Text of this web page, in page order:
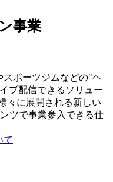
事業
ポーツジムなどの"ヘ
ブ配信できるソリュー
々に展開される新しい
ツで事業参入できる仕
て